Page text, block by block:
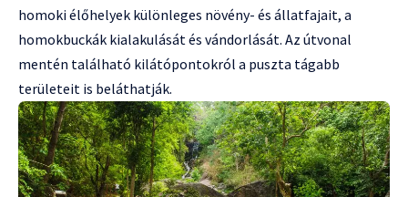
homoki élőhelyek különleges növény- és állatfajait, a
homokbuckák kialakulását és vándorlását. Az útvonal
mentén található kilátópontokról a puszta tágabb
területeit is beláthatják.